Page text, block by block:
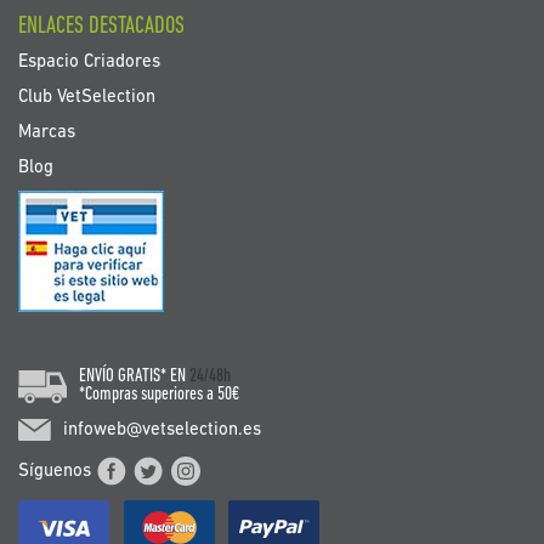
ENLACES DESTACADOS
Espacio Criadores
Club VetSelection
Marcas
Blog
ENVÍO GRATIS* EN 24/48h
*Compras superiores a 50€
infoweb@vetselection.es
Síguenos